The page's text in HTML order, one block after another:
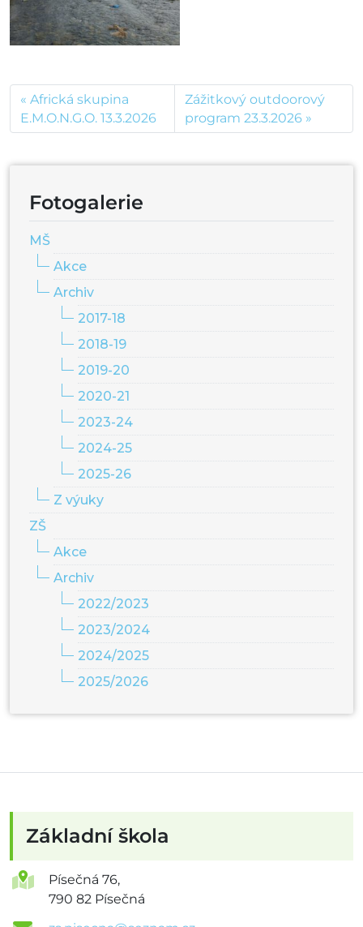
Africká skupina
E.M.O.N.G.O. 13.3.2026
Zážitkový outdoorový
program 23.3.2026
Fotogalerie
MŠ
Akce
Archiv
2017-18
2018-19
2019-20
2020-21
2023-24
2024-25
2025-26
Z výuky
ZŠ
Akce
Archiv
2022/2023
2023/2024
2024/2025
2025/2026
Základní škola
Písečná 76,
790 82 Písečná